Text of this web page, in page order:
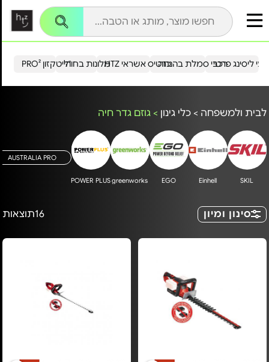
הייטקזון PRO²מלונות בחו"ל כרטיס אשראי HTZ ליסינג פרטירכבי סמלת בהנחה
לבית ולמשפחה > כלי גינון > גוזם גדר חיה
SKIL
Einhell
EGO
greenworks
POWER PLUS
AUSTRALIA PRO
סינון ומיון 16תוצאות